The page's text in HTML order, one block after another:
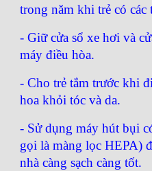
trong năm khi trẻ có các
- Giữ cửa sổ xe hơi và
máy điều hòa.
- Cho trẻ tắm trước khi
hoa khỏi tóc và da.
- Sử dụng máy hút bụi
gọi là màng lọc HEPA)
nhà càng sạch càng tốt.